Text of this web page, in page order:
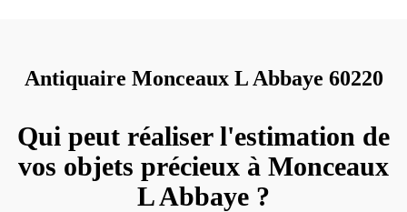
Antiquaire Monceaux L Abbaye 60220
Qui peut réaliser l'estimation de
vos objets précieux à Monceaux
L Abbaye ?